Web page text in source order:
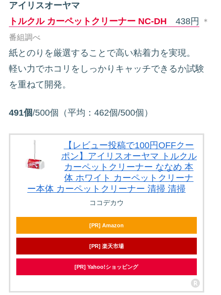
アイリスオーヤマ
トルクル カーペットクリーナー NC-DH 438円
＊
番組調べ
紙とのりを厳選することで高い粘着力を実現。
軽い力でホコリをしっかりキャッチできるか試験
を重ねて開発。
491個/500個（平均：462個/500個）
【レビュー投稿で100円OFFクー
ポン】アイリスオーヤマ トルクル
カーペットクリーナー ななめ 本
体 ホワイト カーペットクリーナ
ー本体 カーペットクリーナー 清掃 清掃
ココデカウ
[PR] Amazon
[PR] 楽天市場
[PR] Yahoo!ショッピング